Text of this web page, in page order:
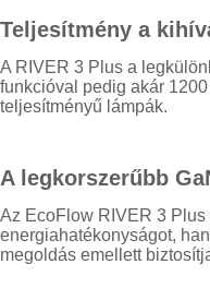
Teljesítmény a
A RIVER 3 Plus a
funkcióval pedig akár
teljesítményű lámpák.
A legkorszerűbb
Az EcoFlow RIVER 3
energiahatékonyságot,
megoldás emellett